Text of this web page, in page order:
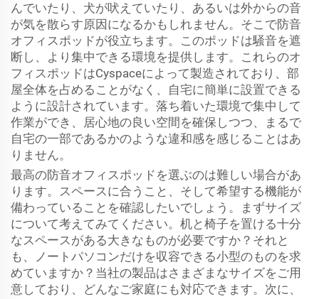
んでいたり、犬が吠えていたり、あるいは外からの音
が気を散らす原因になるかもしれません。そこで防音
オフィスポッドが役立ちます。このポッドは騒音を遮
断し、より集中できる環境を提供します。これらのオ
フィスポッドはCyspaceによって製造されており、部
屋全体を占めることがなく、自宅に簡単に設置できる
ように設計されています。落ち着いた環境で集中して
作業ができ、居心地の良い空間を確保しつつ、まるで
自宅の一部であるかのような違和感を感じることはあ
りません。
最高の防音オフィスポッドを選ぶのは難しい場合があ
ります。スペースに合うこと、そして希望する機能が
備わっていることを確認したいでしょう。まずサイズ
について考えてみてください。机と椅子を置ける十分
なスペースがある大きなものが必要ですか？それと
も、ノートパソコンだけを収容できる小型のものを求
めていますか？当社の製品はさまざまなサイズをご用
意しており、どんなご家庭にも対応できます。次に、